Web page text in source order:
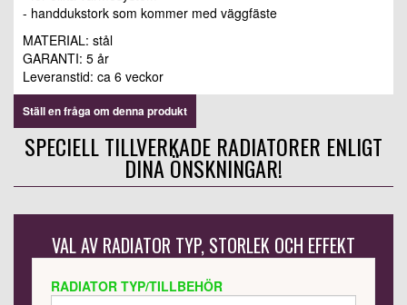
- handdukstork som kommer med väggfäste
MATERIAL: stål
GARANTI: 5 år
Leveranstid: ca 6 veckor
Ställ en fråga om denna produkt
SPECIELL TILLVERKADE RADIATORER ENLIGT
DINA ÖNSKNINGAR!
VAL AV RADIATOR TYP, STORLEK OCH EFFEKT
RADIATOR TYP/TILLBEHÖR